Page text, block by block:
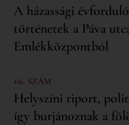
A házassági
történetek a Páva
Emlékközpontból
116. SZÁM
Helyszíni riport,
így burjánoznak a